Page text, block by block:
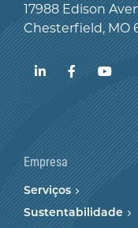
17988 Edison
Chesterfield, MO
LinkedInFacebook
Empresa
Serviços
Sustentabilidade